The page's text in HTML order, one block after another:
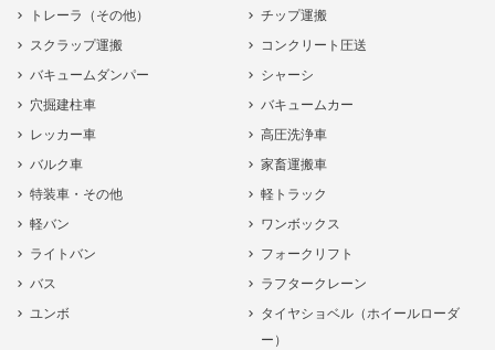
トレーラ（その他）
チップ運搬
スクラップ運搬
コンクリート圧送
バキュームダンパー
シャーシ
穴掘建柱車
バキュームカー
レッカー車
高圧洗浄車
バルク車
家畜運搬車
特装車・その他
軽トラック
軽バン
ワンボックス
ライトバン
フォークリフト
バス
ラフタークレーン
ユンボ
タイヤショベル（ホイールローダ
ー）